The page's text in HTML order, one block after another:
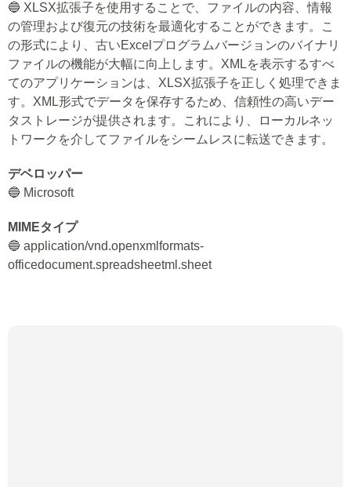
🔵 XLSX拡張子を使用することで、ファイルの内容、情報
の管理および復元の技術を最適化することができます。こ
の形式により、古いExcelプログラムバージョンのバイナリ
ファイルの機能が大幅に向上します。XMLを表示するすべ
てのアプリケーションは、XLSX拡張子を正しく処理できま
す。XML形式でデータを保存するため、信頼性の高いデー
タストレージが提供されます。これにより、ローカルネッ
トワークを介してファイルをシームレスに転送できます。
デベロッパー
🔵 Microsoft
MIMEタイプ
🔵 application/vnd.openxmlformats-
officedocument.spreadsheetml.sheet